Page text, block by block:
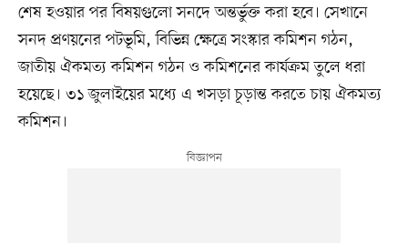
শেষ হওয়ার পর বিষয়গুলো সনদে অন্তর্ভুক্ত করা হবে। সেখানে
সনদ প্রণয়নের পটভূমি, বিভিন্ন ক্ষেত্রে সংস্কার কমিশন গঠন,
জাতীয় ঐকমত্য কমিশন গঠন ও কমিশনের কার্যক্রম তুলে ধরা
হয়েছে। ৩১ জুলাইয়ের মধ্যে এ খসড়া চূড়ান্ত করতে চায় ঐকমত্য
কমিশন।